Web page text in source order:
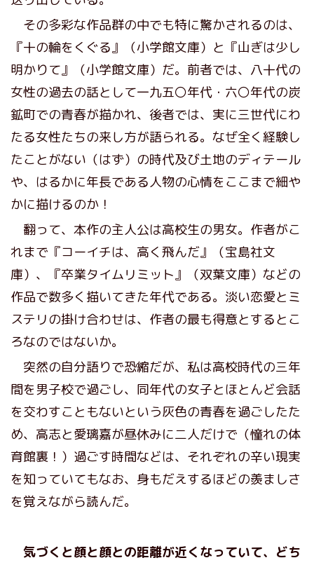
その多彩な作品群の中でも特に驚かされるのは、
『十の輪をくぐる』（小学館文庫）と『山ぎは少し
明かりて』（小学館文庫）だ。前者では、八十代の
女性の過去の話として一九五〇年代・六〇年代の炭
鉱町での青春が描かれ、後者では、実に三世代にわ
たる女性たちの来し方が語られる。なぜ全く経験し
たことがない（はず）の時代及び土地のディテール
や、はるかに年長である人物の心情をここまで細や
かに描けるのか！
翻って、本作の主人公は高校生の男女。作者がこ
れまで『コーイチは、高く飛んだ』（宝島社文
庫）、『卒業タイムリミット』（双葉文庫）などの
作品で数多く描いてきた年代である。淡い恋愛とミ
ステリの掛け合わせは、作者の最も得意とするとこ
ろなのではないか。
突然の自分語りで恐縮だが、私は高校時代の三年
間を男子校で過ごし、同年代の女子とほとんど会話
を交わすこともないという灰色の青春を過ごしたた
め、高志と愛璃嘉が昼休みに二人だけで（憧れの体
育館裏！）過ごす時間などは、それぞれの辛い現実
を知っていてもなお、身もだえするほどの羨ましさ
を覚えながら読んだ。
気づくと顔と顔との距離が近くなっていて、どち